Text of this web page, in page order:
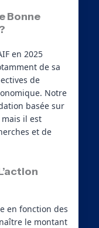
Bonne
en 2025
de sa
de
Notre
basée sur
il est
et de
en fonction des
le montant